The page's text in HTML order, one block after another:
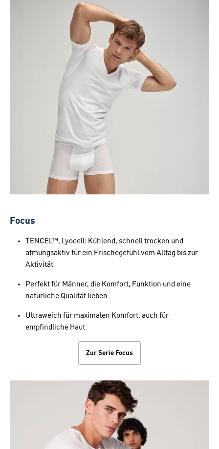
Focus
TENCEL™, Lyocell: Kühlend, schnell trocken und
atmungsaktiv für ein Frischegefühl vom Alltag bis zur
Aktivität
Perfekt für Männer, die Komfort, Funktion und eine
natürliche Qualität lieben
Ultraweich für maximalen Komfort, auch für
empfindliche Haut
Zur Serie Focus